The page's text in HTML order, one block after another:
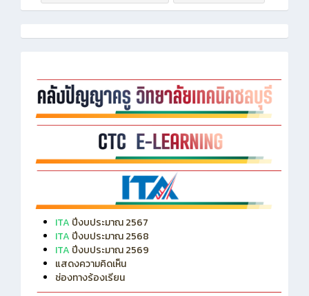
ITA ปีงบประมาณ 2567
ITA ปีงบประมาณ 2568
ITA ปีงบประมาณ 2569
แสดงความคิดเห็น
ช่องทางร้องเรียน